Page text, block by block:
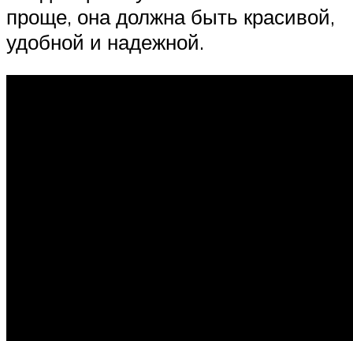
проще, она должна быть красивой,
удобной и надежной.